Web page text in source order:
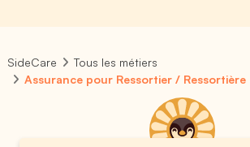
SideCare
Tous les métiers
Assurance pour Ressortier / Ressortière